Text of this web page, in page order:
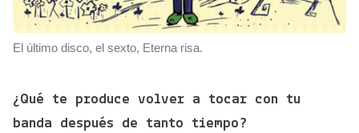
El último disco, el sexto, Eterna risa.
¿Qué te produce volver a tocar con tu
banda después de tanto tiempo?